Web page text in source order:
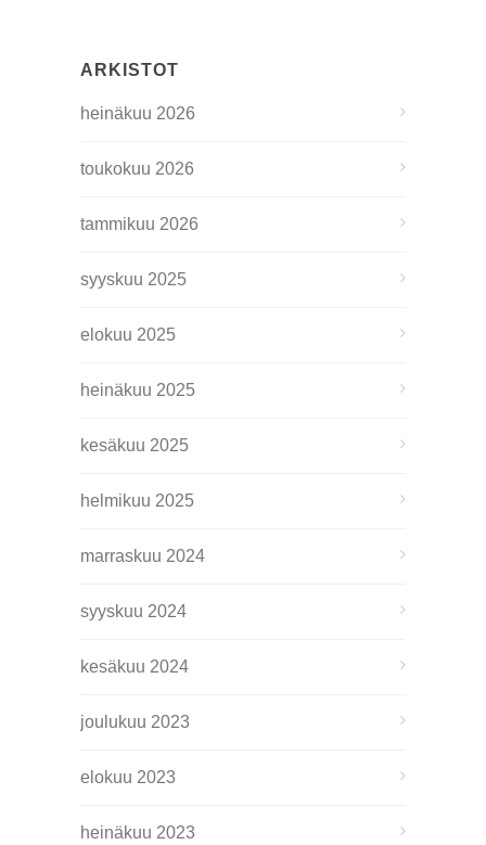
ARKISTOT
heinäkuu 2026
toukokuu 2026
tammikuu 2026
syyskuu 2025
elokuu 2025
heinäkuu 2025
kesäkuu 2025
helmikuu 2025
marraskuu 2024
syyskuu 2024
kesäkuu 2024
joulukuu 2023
elokuu 2023
heinäkuu 2023